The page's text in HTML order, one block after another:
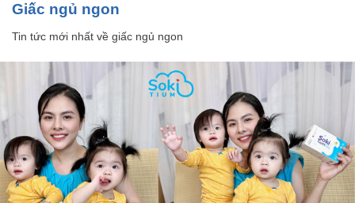
giấc ngủ ngon
Tin tức mới nhất về giấc ngủ ngon